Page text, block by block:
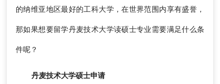
的纳维亚地区最好的工科大学，在世界范围内享有盛誉，
那如果想要留学丹麦技术大学读硕士专业需要满足什么条
件呢？
丹麦技术大学硕士申请